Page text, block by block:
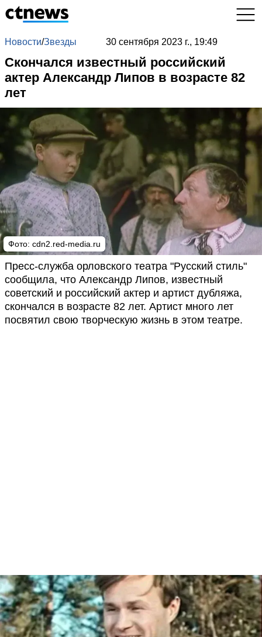
Новости/Звезды 30 сентября 2023 г., 19:49
Скончался известный российский
актер Александр Липов в возрасте 82
лет
Фото: cdn2.red-media.ru
Пресс-служба орловского театра "Русский стиль"
сообщила, что Александр Липов, известный
советский и российский актер и артист дубляжа,
скончался в возрасте 82 лет. Артист много лет
посвятил свою творческую жизнь в этом театре.